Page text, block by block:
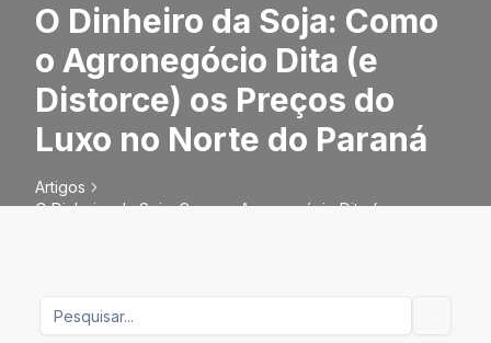
O Dinheiro da Soja: Como
o Agronegócio Dita (e
Distorce) os Preços do
Luxo no Norte do Paraná
Artigos
O Dinheiro da Soja: Como o Agronegócio Dita (e